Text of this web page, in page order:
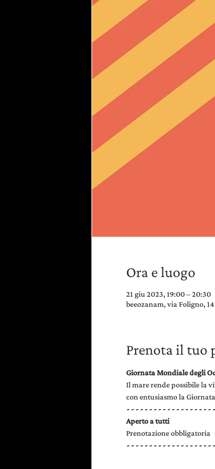
Ora e luogo
21 giu 2023, 19:00 – 20:30
beeozanam, via Foligno,
Prenota il tuo
Giornata Mondiale degli
Il mare rende possibile la
con entusiasmo la
- - - - - - - - - - - - - - - - - - -
Aperto a tutti
Prenotazione obbligatoria
- - - - - - - - - - - - - - - - - - -